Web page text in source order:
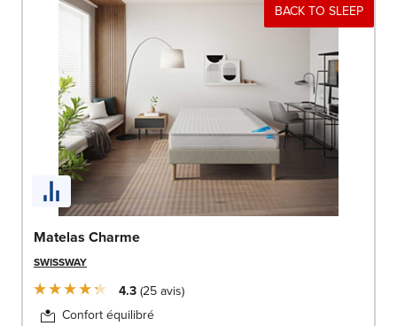
BACK TO SLEEP
Matelas Charme
SWISSWAY
4.3 25avis
Confort équilibré